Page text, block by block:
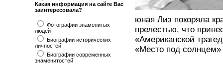
Какая информация на сайте Вас
заинтересовала?
Фотографии знаменитых
людей
Биографии исторических
личностей
Биографии современных
знаменитостей
юная Лиз покоряла
прелестью, что
«Американской
«Место под солнцем»